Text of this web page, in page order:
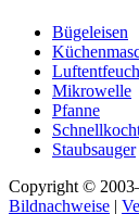
Bügeleisen
Mikrowelle
Pfanne
Staubsauger
Copyright ©
Bildnachweise |